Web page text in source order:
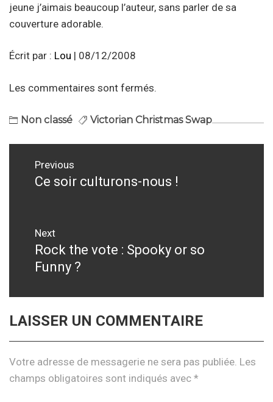
jeune j’aimais beaucoup l’auteur, sans parler de sa
couverture adorable.
Écrit par : Lou | 08/12/2008
Les commentaires sont fermés.
Non classé Victorian Christmas Swap
Navigation
Previous
Previous
Ce soir culturons-nous !
Next
Next
post:
Rock the vote : Spooky or so
Funny ?
LAISSER UN COMMENTAIRE
Votre adresse de messagerie ne sera pas publiée. Les
champs obligatoires sont indiqués avec *